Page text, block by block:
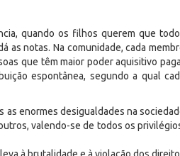
quando os filhos querem que
as notas. Na comunidade, cada
que têm maior poder aquisitivo
espontânea, segundo a qual
enormes desigualdades na
valendo-se de todos os